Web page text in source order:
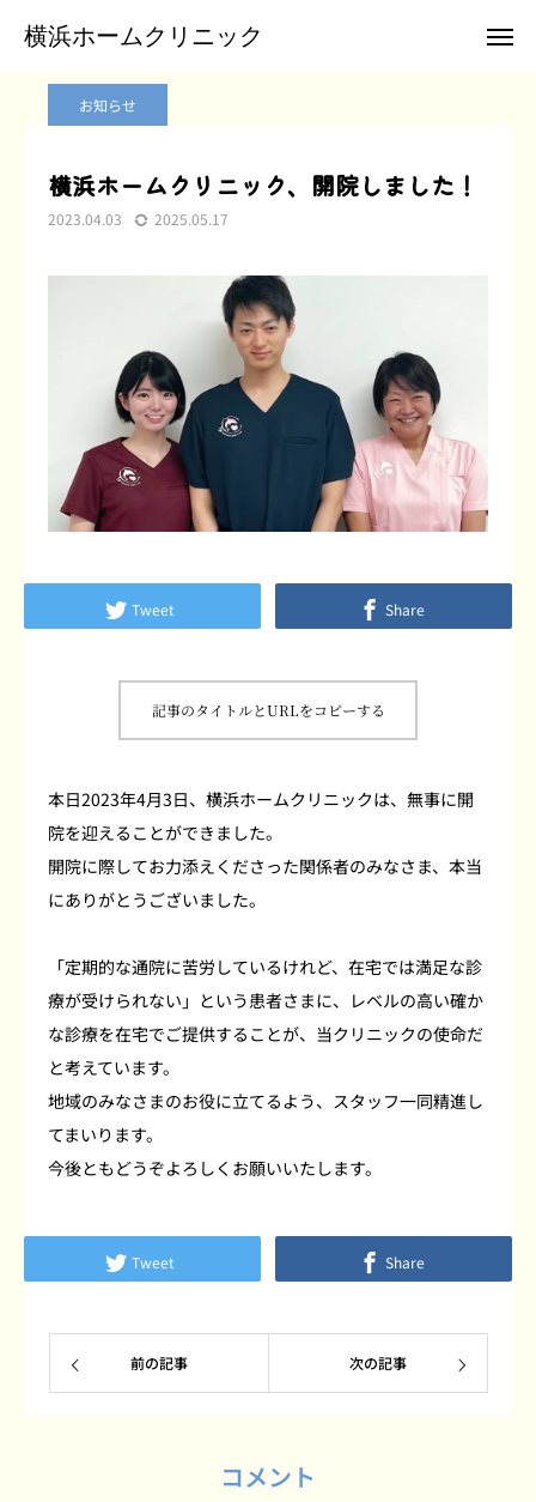
横浜ホームクリニック
ブログ お知らせ 横浜ホームクリニック、開院しました！
お知らせ
横浜ホームクリニック、開院しました！
2023.04.03 2025.05.17
Tweet Share
記事のタイトルとURLをコピーする
本日2023年4月3日、横浜ホームクリニックは、無事に開
院を迎えることができました。
開院に際してお力添えくださった関係者のみなさま、本当
にありがとうございました。
「定期的な通院に苦労しているけれど、在宅では満足な診
療が受けられない」という患者さまに、レベルの高い確か
な診療を在宅でご提供することが、当クリニックの使命だ
と考えています。
地域のみなさまのお役に立てるよう、スタッフ一同精進し
てまいります。
今後ともどうぞよろしくお願いいたします。
Tweet Share
前の記事 次の記事
コメント
横浜ホームクリニック
クリニックTwitter
横浜ホームクリニックについて
患者様のご紹介
お申込み
お問合せ
よくあるご質問